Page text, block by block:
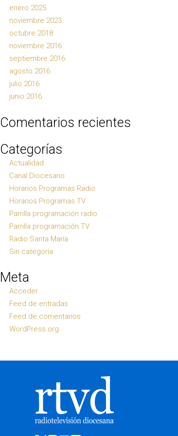
enero 2025
noviembre 2023
octubre 2018
noviembre 2016
septiembre 2016
agosto 2016
julio 2016
junio 2016
Comentarios recientes
Categorías
Actualidad
Canal Diocesano
Horarios Programas Radio
Horarios Programas TV
Parrilla programación radio
Parrilla programación TV
Radio Santa María
Sin categoría
Meta
Acceder
Feed de entradas
Feed de comentarios
WordPress.org